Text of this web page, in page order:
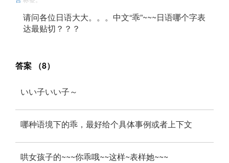
请问各位日语大大。。。中文“乖”~~~日语哪个字表
达最贴切？？？ ​​​​
答案 （8）
いい子いい子～
哪种语境下的乖，最好给个具体事例或者上下文
哄女孩子的~~~你乖哦~~这样~表样她~~~